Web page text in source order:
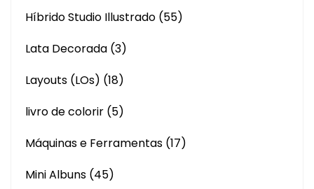
Híbrido Studio Illustrado (55)
Lata Decorada (3)
Layouts (LOs) (18)
livro de colorir (5)
Máquinas e Ferramentas (17)
Mini Albuns (45)